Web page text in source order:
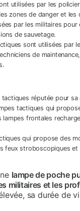
utilisées par les
zones de danger et
par les militaires
de sauvetage.
sont utilisées par
de
réputée pour
tactiques qui
frontales
qui propose des
feux stroboscopiques
lampe de poche
militaires et les
sa durée de